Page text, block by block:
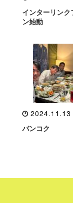
インターリンク
ン始動
2024.11.13
バンコク